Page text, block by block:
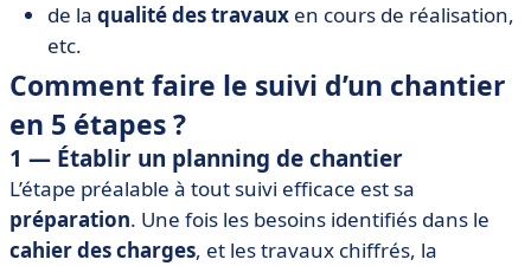
de la qualité des travaux en cours de réalisation,
etc.
Comment faire le suivi d’un chantier
en 5 étapes ?
1 — Établir un planning de chantier
L’étape préalable à tout suivi efficace est sa
préparation. Une fois les besoins identifiés dans le
cahier des charges, et les travaux chiffrés, la